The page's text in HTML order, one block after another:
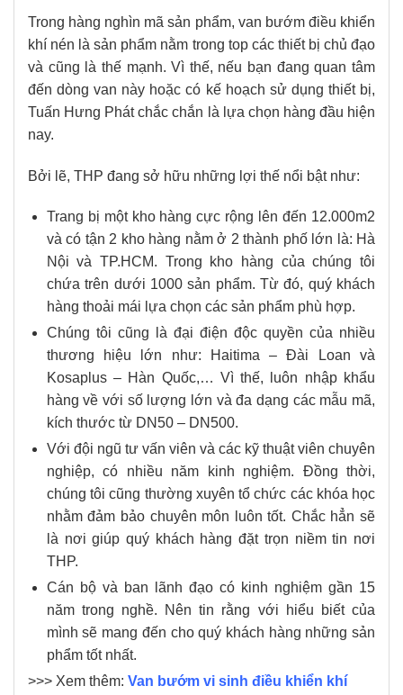
Trong hàng nghìn mã sản phẩm, van bướm điều khiển
khí nén là sản phẩm nằm trong top các thiết bị chủ đạo
và cũng là thế mạnh. Vì thế, nếu bạn đang quan tâm
đến dòng van này hoặc có kế hoạch sử dụng thiết bị,
Tuấn Hưng Phát chắc chắn là lựa chọn hàng đầu hiện
nay.
Bởi lẽ, THP đang sở hữu những lợi thế nổi bật như:
Trang bị một kho hàng cực rộng lên đến 12.000m2
và có tận 2 kho hàng nằm ở 2 thành phố lớn là: Hà
Nội và TP.HCM. Trong kho hàng của chúng tôi
chứa trên dưới 1000 sản phẩm. Từ đó, quý khách
hàng thoải mái lựa chọn các sản phẩm phù hợp.
Chúng tôi cũng là đại điện độc quyền của nhiều
thương hiệu lớn như: Haitima – Đài Loan và
Kosaplus – Hàn Quốc,… Vì thế, luôn nhập khẩu
hàng về với số lượng lớn và đa dạng các mẫu mã,
kích thước từ DN50 – DN500.
Với đội ngũ tư vấn viên và các kỹ thuật viên chuyên
nghiệp, có nhiều năm kinh nghiệm. Đồng thời,
chúng tôi cũng thường xuyên tổ chức các khóa học
nhằm đảm bảo chuyên môn luôn tốt. Chắc hẳn sẽ
là nơi giúp quý khách hàng đặt trọn niềm tin nơi
THP.
Cán bộ và ban lãnh đạo có kinh nghiệm gần 15
năm trong nghề. Nên tin rằng với hiểu biết của
mình sẽ mang đến cho quý khách hàng những sản
phẩm tốt nhất.
>>> Xem thêm: Van bướm vi sinh điều khiển khí